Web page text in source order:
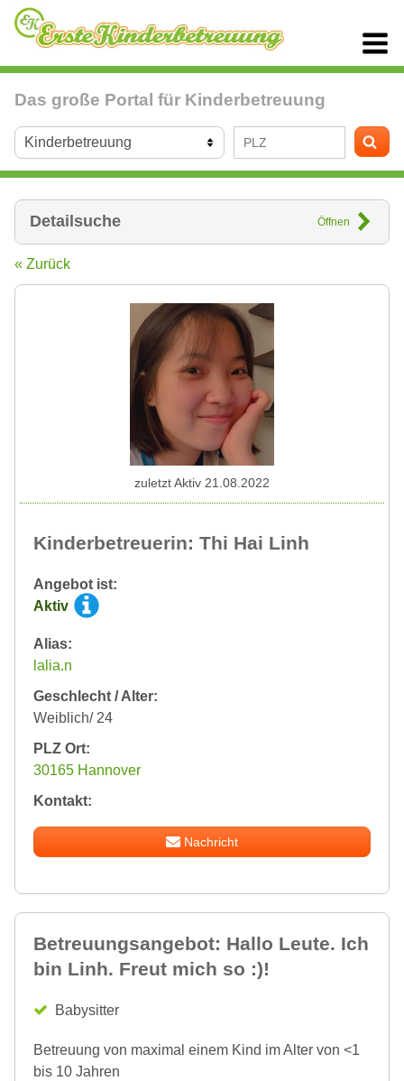
Das große Portal für Kinderbetreuung
Detailsuche Öffnen
« Zurück
Kinderbetreuerin: Thi Hai Linh
Angebot ist:
Aktiv
Alias:
lalia.n
Geschlecht / Alter:
Weiblich/ 24
PLZ Ort:
30165 Hannover
Kontakt:
Nachricht
zuletzt Aktiv 21.08.2022
Betreuungsangebot: Hallo Leute. Ich
bin Linh. Freut mich so :)!
Babysitter
Betreuung von maximal einem Kind im Alter von <1
bis 10 Jahren